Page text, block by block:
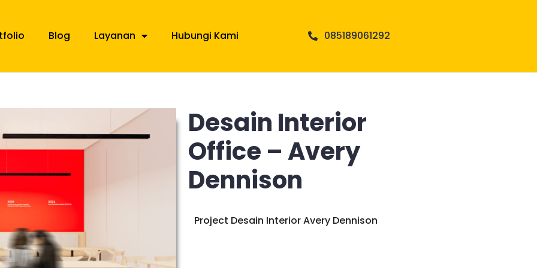
Blog Layanan Hubungi Kami 085189061292
Desain Interior
Office – Avery
Dennison
Project Desain Interior Avery Dennison